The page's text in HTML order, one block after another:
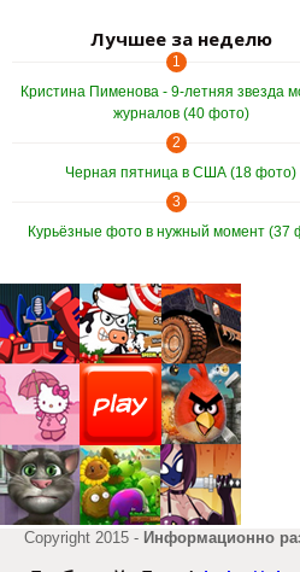
Лучшее за неделю
1
Кристина Пименова - 9-летняя звезда
журналов (40 фото)
2
Черная пятница в США (18 фото)
3
Курьёзные фото в нужный момент (37
Copyright 2015 - Информационно